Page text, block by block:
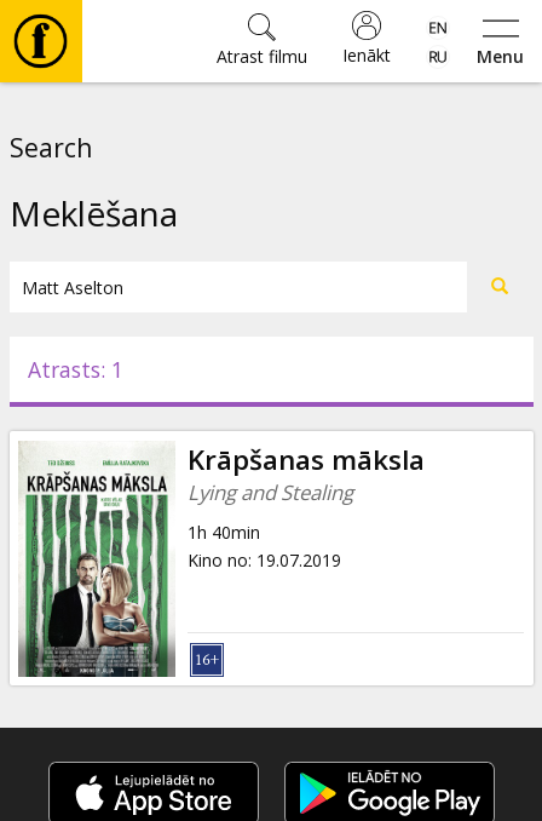
Menu
Ienākt
Atrast filmu
Pasākumi
Ziņas
Dāvanu
kartes
Uzkodas
B2B
Kino
Search
Meklēšana
Atrasts: 1
Krāpšanas māksla
Lying and Stealing
1h 40min
Kino no: 19.07.2019